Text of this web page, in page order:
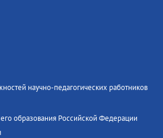
научно-педагогических работников
образования Российской Федерации